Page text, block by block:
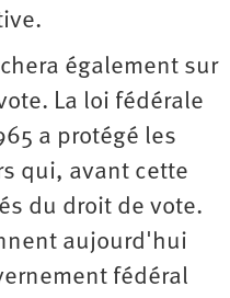
également sur
La loi fédérale
a protégé les
qui, avant cette
du droit de vote.
aujourd'hui
fédéral